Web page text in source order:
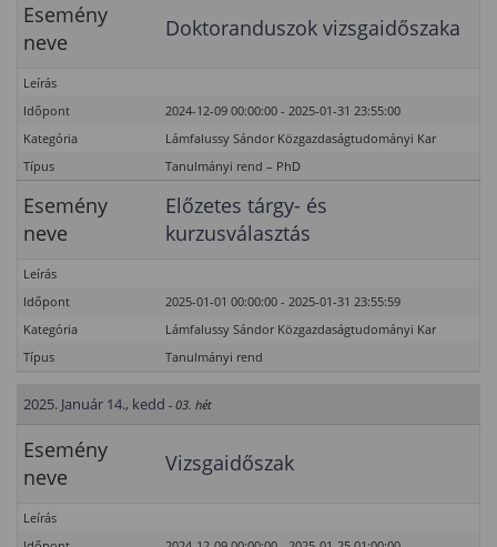
Esemény
neve
Doktoranduszok vizsgaidőszaka
Leírás
Időpont
2024-12-09 00:00:00 - 2025-01-31 23:55:00
Kategória
Lámfalussy Sándor Közgazdaságtudományi Kar
Típus
Tanulmányi rend – PhD
Esemény
neve
Előzetes tárgy- és
kurzusválasztás
Leírás
Időpont
2025-01-01 00:00:00 - 2025-01-31 23:55:59
Kategória
Lámfalussy Sándor Közgazdaságtudományi Kar
Típus
Tanulmányi rend
2025. Január 14., kedd - 03. hét
Esemény
neve
Vizsgaidőszak
Leírás